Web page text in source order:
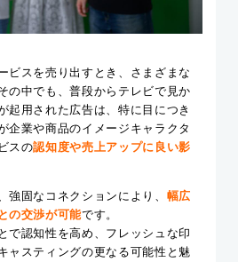
ビスを売り出すとき、さまざまな
の中でも、普段からテレビで見か
起用された広告は、特に目につき
企業や商品のイメージキャラクタ
スの認知度や売上アップに良い影
強固なコネクションにより、 幅広
の交渉が可能です。
で認知性を高め、フレッシュな印
ャスティングの更なる可能性と魅